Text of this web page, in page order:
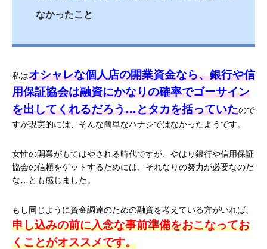
なかったこと
私はオシャレな個人店の開業資金なら、銀行や信
用保証協会は融資にかなりの確率でゴーサイン
を出してくれるだろう…とタカを括っていたので
すが現実的には、そんな簡単なハナシではなかったようです。
女性の開業がもてはやされる時代ですが、やはり銀行や信用保証
協会の信頼をゲットするためには、それなりの努力が必要なのだ
な…とも感じました。
もし同じように資金調達のための融資を考えている方がいれば、
申し込みの前に入念な事前準備をおこなってお
くことがオススメです。